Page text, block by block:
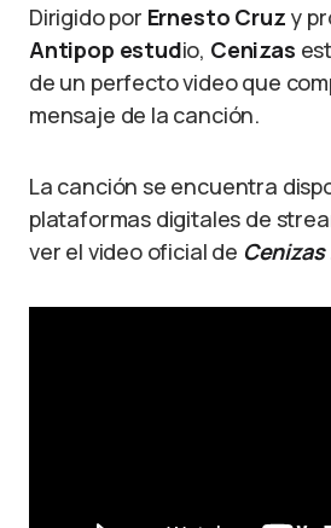
Dirigido por Ernesto Cruz y
Antipop estudio, Cenizas
de un perfecto video que
mensaje de la canción.
La canción se encuentra
plataformas digitales de
ver el video oficial de Cenizas